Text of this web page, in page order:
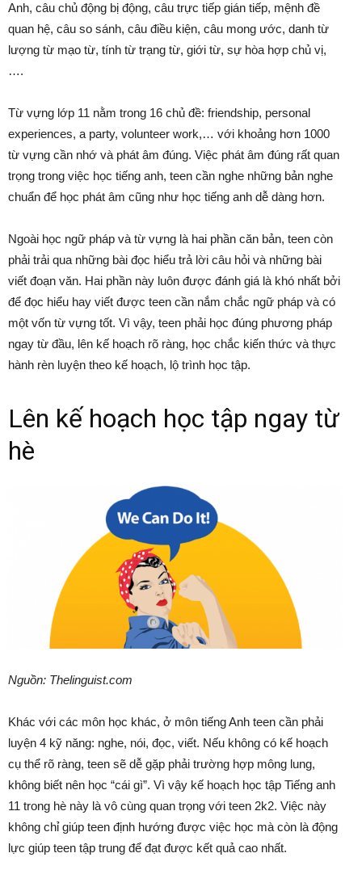
Anh, câu chủ động bị động, câu trực tiếp gián tiếp, mệnh đề
quan hệ, câu so sánh, câu điều kiện, câu mong ước, danh từ
lượng từ mạo từ, tính từ trạng từ, giới từ, sự hòa hợp chủ vị,
….
Từ vựng lớp 11 nằm trong 16 chủ đề: friendship, personal
experiences, a party, volunteer work,… với khoảng hơn 1000
từ vựng cần nhớ và phát âm đúng. Việc phát âm đúng rất quan
trọng trong việc học tiếng anh, teen cần nghe những bản nghe
chuẩn để học phát âm cũng như học tiếng anh dễ dàng hơn.
Ngoài học ngữ pháp và từ vựng là hai phần căn bản, teen còn
phải trải qua những bài đọc hiểu trả lời câu hỏi và những bài
viết đoạn văn. Hai phần này luôn được đánh giá là khó nhất bởi
để đọc hiểu hay viết được teen cần nắm chắc ngữ pháp và có
một vốn từ vựng tốt. Vì vậy, teen phải học đúng phương pháp
ngay từ đầu, lên kế hoạch rõ ràng, học chắc kiến thức và thực
hành rèn luyện theo kế hoạch, lộ trình học tập.
Lên kế hoạch học tập ngay từ
hè
Nguồn: Thelinguist.com
Khác với các môn học khác, ở môn tiếng Anh teen cần phải
luyện 4 kỹ năng: nghe, nói, đọc, viết. Nếu không có kế hoạch
cụ thể rõ ràng, teen sẽ dễ gặp phải trường hợp mông lung,
không biết nên học “cái gì”. Vì vậy kế hoạch học tập Tiếng anh
11 trong hè này là vô cùng quan trọng với teen 2k2. Việc này
không chỉ giúp teen định hướng được việc học mà còn là động
lực giúp teen tập trung để đạt được kết quả cao nhất.